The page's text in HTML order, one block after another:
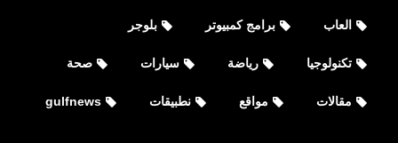
نيمار إلى الدوري السعودي Neymar ألى
العاب برامج كمبيوتر بلوجر
تكنولوجيا رياضة سيارات صحة
مقالات مواقع نطبيقات gulfnews